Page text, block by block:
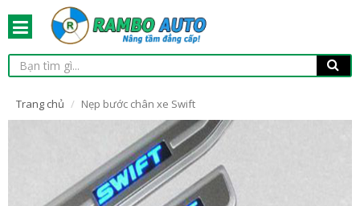
Trang chủ Nẹp bước chân xe Swift